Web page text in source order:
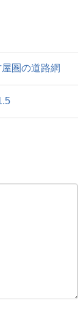
圏の道路網